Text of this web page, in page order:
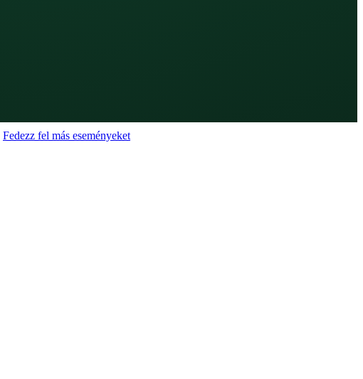
Fedezz fel más eseményeket